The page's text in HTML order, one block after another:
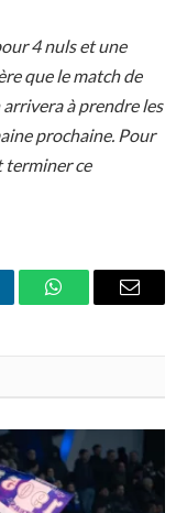
4 nuls et une
que le match de
arrivera à prendre les
prochaine. Pour
terminer ce
WhatsAppEmail